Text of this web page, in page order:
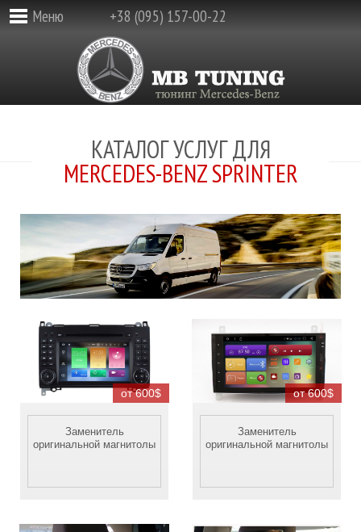
Меню +38 (095) 157-00-22
КАТАЛОГ УСЛУГ ДЛЯ
MERCEDES-BENZ SPRINTER
от 600$
Заменитель
оригинальной магнитолы
от 600$
Заменитель
оригинальной магнитолы